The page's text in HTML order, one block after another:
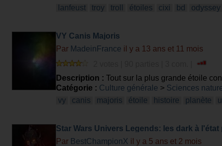
lanfeust
troy troll étoiles cixi bd odyssey
VY Canis Majoris
Par MadeinFrance il y a 13 ans et 11 mois
Description : Tout sur la plus grande étoile
Catégorie : Culture générale > Sciences
vy
canis majoris étoile histoire planète
Star Wars Univers Legends: les dark à l'état
Par BestChampionX il y a 5 ans et 2 mois